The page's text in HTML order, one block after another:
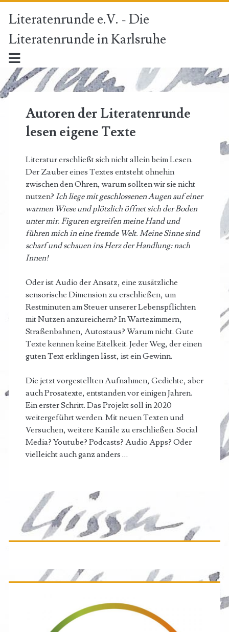
Literatenrunde e.V. - Die
Literatenrunde in Karlsruhe
Autoren der Literatenrunde
lesen eigene Texte
Literatur erschließt sich nicht allein beim Lesen.
Der Zauber eines Textes entsteht ohnehin
zwischen den Ohren, warum sollten wir sie nicht
nutzen? Ich liege mit geschlossenen Augen auf einer
warmen Wiese und plötzlich öffnet sich der Boden
unter mir. Figuren ergreifen meine Hand und
führen mich in eine fremde Welt. Meine Sinne sind
scharf und schauen ins Herz der Handlung: nach
Innen!
Oder ist Audio der Ansatz, eine zusätzliche
sensorische Dimension zu erschließen, um
Restminuten am Steuer unserer Lebenspflichten
mit Nutzen anzureichern? In Wartezimmern,
Straßenbahnen, Autostaus? Warum nicht. Gute
Texte kennen keine Eitelkeit. Jeder Weg, der einen
guten Text erklingen lässt, ist ein Gewinn.
Die jetzt vorgestellten Aufnahmen, Gedichte, aber
auch Prosatexte, entstanden vor einigen Jahren.
Ein erster Schritt. Das Projekt soll in 2020
weitergeführt werden. Mit neuen Texten und
Versuchen, weitere Kanäle zu erschließen. Social
Media? Youtube? Podcasts? Audio Apps? Oder
vielleicht auch ganz anders …
Primäre
Seitenleiste